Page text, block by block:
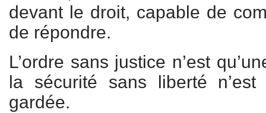
devant le droit, capable de
de répondre.
L’ordre sans justice n’est
la sécurité sans liberté n’est
gardée.